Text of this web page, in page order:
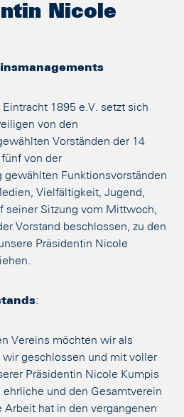
Nicole
1895 e.V. setzt sich
von den
Vorständen der 14
von der
Funktionsvorständen
Vielfältigkeit, Jugend,
seiner Sitzung vom Mittwoch,
Vorstand beschlossen, zu den
Präsidentin Nicole
:
Vereins möchten wir als
wir geschlossen und mit voller
Präsidentin Nicole Kumpis
und den Gesamtverein
Arbeit hat in den vergangenen